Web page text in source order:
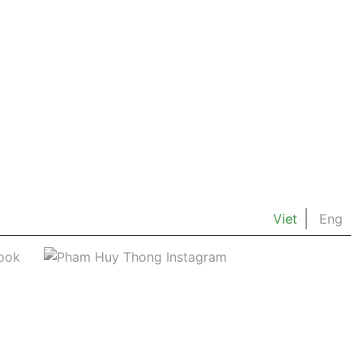
Viet Eng